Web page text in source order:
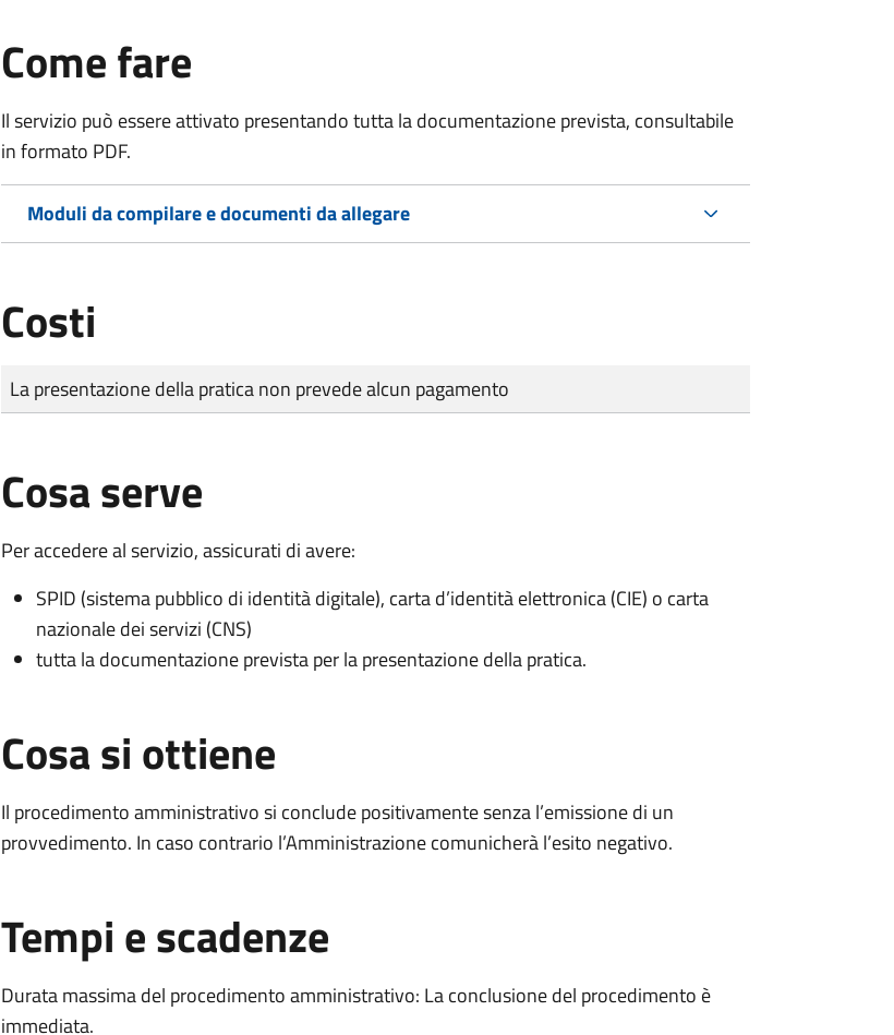
Come fare
Il servizio può essere attivato presentando tutta la documentazione prevista, consultabile
in formato PDF.
Moduli da compilare e documenti da allegare
Costi
Tipo di pagamento
Importo
La presentazione della pratica non prevede alcun pagamento
Cosa serve
Per accedere al servizio, assicurati di avere:
SPID (sistema pubblico di identità digitale), carta d’identità elettronica (CIE) o carta
nazionale dei servizi (CNS)
tutta la documentazione prevista per la presentazione della pratica.
Cosa si ottiene
Il procedimento amministrativo si conclude positivamente senza l’emissione di un
provvedimento. In caso contrario l’Amministrazione comunicherà l’esito negativo.
Tempi e scadenze
Durata massima del procedimento amministrativo: La conclusione del procedimento è
immediata.